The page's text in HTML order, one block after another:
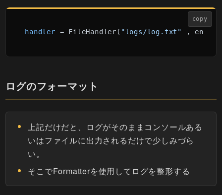
copy
handler = FileHandler( "logs/log.txt" ,
ログのフォーマット
上記だけだと、ログがそのままコンソールある
いはファイルに出力されるだけで少しみづら
い。
そこでFormatterを使用してログを整形する